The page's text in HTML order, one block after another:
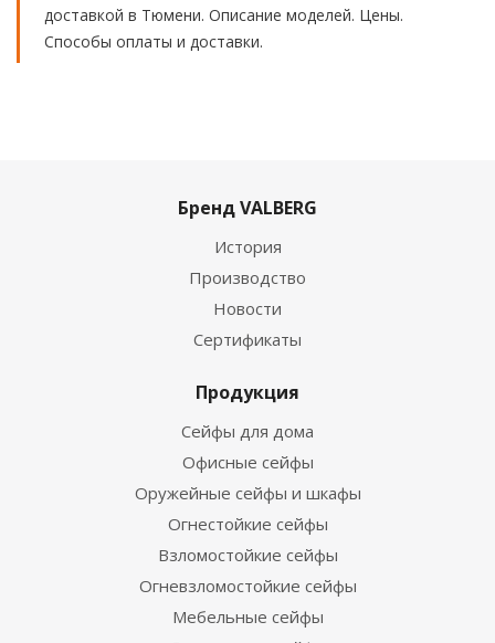
доставкой в Тюмени. Описание моделей. Цены.
Способы оплаты и доставки.
Бренд VALBERG
История
Производство
Новости
Сертификаты
Продукция
Сейфы для дома
Офисные сейфы
Оружейные сейфы и шкафы
Огнестойкие сейфы
Взломостойкие сейфы
Огневзломостойкие сейфы
Мебельные сейфы